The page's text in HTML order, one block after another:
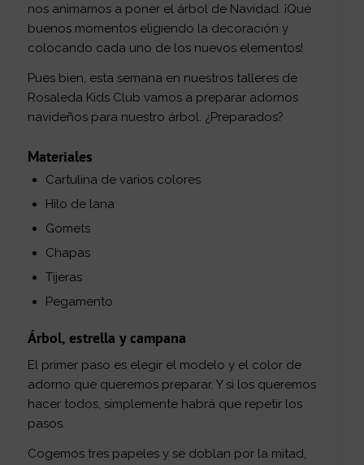
nos animamos a poner el árbol de Navidad. ¡Qué
buenos momentos eligiendo la decoración y
colocando cada uno de los nuevos elementos!
Pues bien, esta semana en nuestros talleres de
Rosaleda Kids Club vamos a preparar adornos
navideños para nuestro árbol. ¿Preparados?
Materiales
Cartulina de varios colores
Hilo de lana
Gomets
Chapas
Tijeras
Pegamento
Árbol, estrella y campana
El primer paso es elegir el modelo y el color de
adorno que queremos preparar. Y si los queremos
hacer todos, simplemente habrá que repetir los
pasos.
Cogemos tres papeles y se doblan por la mitad,